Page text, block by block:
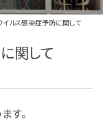
ルス感染症予防に関して
関して
す。